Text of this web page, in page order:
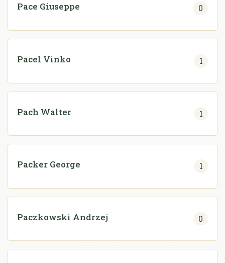
Pace Giuseppe 0
Pacel Vinko 1
Pach Walter 1
Packer George 1
Paczkowski Andrzej 0